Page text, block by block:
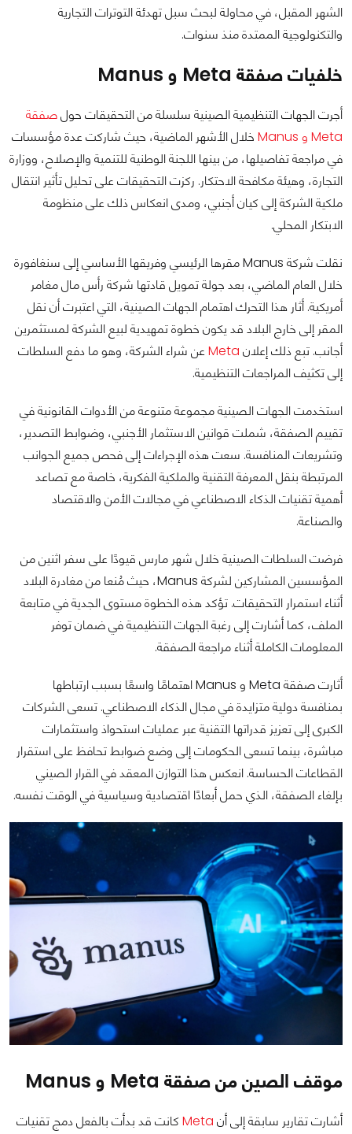
الشهر المقبل، في محاولة لبحث سبل تهدئة التوترات التجارية
والتكنولوجية الممتدة منذ سنوات.
خلفيات صفقة Meta و Manus
أجرت الجهات التنظيمية الصينية سلسلة من التحقيقات حولصفقة
Meta و Manus
خلال الأشهر الماضية، حيث شاركت عدة مؤسسات
في مراجعة تفاصيلها، من بينها اللجنة الوطنية للتنمية والإصلاح، ووزارة
التجارة، وهيئة مكافحة الاحتكار. ركزت التحقيقات على تحليل تأثير انتقال
ملكية الشركة إلى كيان أجنبي، ومدى انعكاس ذلك على منظومة
الابتكار المحلي.
نقلت شركة Manus مقرها الرئيسي وفريقها الأساسي إلى سنغافورة
خلال العام الماضي، بعد جولة تمويل قادتها شركة رأس مال مغامر
أمريكية. أثار هذا التحرك اهتمام الجهات الصينية، التي اعتبرت أن نقل
المقر إلى خارج البلاد قد يكون خطوة تمهيدية لبيع الشركة لمستثمرين
أجانب. تبع ذلك إعلان Metaعن شراء الشركة، وهو ما دفع السلطات
إلى تكثيف المراجعات التنظيمية.
استخدمت الجهات الصينية مجموعة متنوعة من الأدوات القانونية في
تقييم الصفقة، شملت قوانين الاستثمار الأجنبي، وضوابط التصدير،
وتشريعات المنافسة. سعت هذه الإجراءات إلى فحص جميع الجوانب
المرتبطة بنقل المعرفة التقنية والملكية الفكرية، خاصة مع تصاعد
أهمية تقنيات الذكاء الاصطناعي في مجالات الأمن والاقتصاد
والصناعة.
فرضت السلطات الصينية خلال شهر مارس قيودًا على سفر اثنين من
المؤسسين المشاركين لشركة Manus، حيث مُنعا من مغادرة البلاد
أثناء استمرار التحقيقات. تؤكد هذه الخطوة مستوى الجدية في متابعة
الملف، كما أشارت إلى رغبة الجهات التنظيمية في ضمان توفر
المعلومات الكاملة أثناء مراجعة الصفقة.
أثارت صفقة Meta و Manus اهتمامًا واسعًا بسبب ارتباطها
بمنافسة دولية متزايدة في مجال الذكاء الاصطناعي. تسعى الشركات
الكبرى إلى تعزيز قدراتها التقنية عبر عمليات استحواذ واستثمارات
مباشرة، بينما تسعى الحكومات إلى وضع ضوابط تحافظ على استقرار
القطاعات الحساسة. انعكس هذا التوازن المعقد في القرار الصيني
بإلغاء الصفقة، الذي حمل أبعادًا اقتصادية وسياسية في الوقت نفسه.
موقف الصين من صفقة Meta و Manus
أشارت تقارير سابقة إلى أن Metaكانت قد بدأت بالفعل دمج تقنيات